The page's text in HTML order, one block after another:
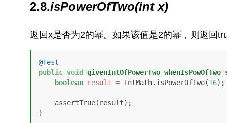
2.8.isPowerOfTwo(int x)
返回x是否为2的幂。如果该值是2的幂，则返回
@Test
public void
boolean
result = IntMath.isPowerOfTwo(16);
}